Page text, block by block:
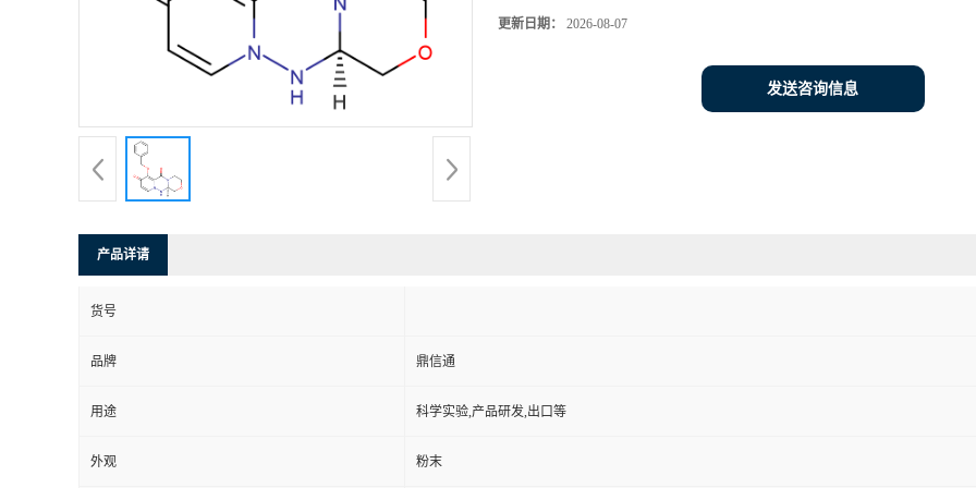
更新日期： 2026-08-07
发送咨询信息
产品详请
货号
品牌 鼎信通
用途 科学实验,产品研发,出口等
外观 粉末